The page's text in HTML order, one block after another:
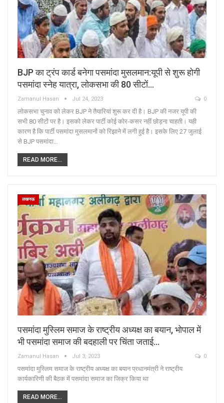
BJP का ट्रंप कार्ड बनेगा पसमांदा मुसलमान:यूपी से शुरू होगी
पसमांदा स्नेह यात्रा, लोकसभा की 80 सीटों…
Zamanul Hasan Jul 24, 2023 0
लोकसभा चुनाव को लेकर BJP ने तैयारियां शुरू कर दी है। BJP की नजर यूपी की
सभी 80 सीटों पर है। इसको लेकर पार्टी कोई कोर-कसर नहीं छोड़ना चाहती। यही
कारण है कि पार्टी पसमांदा मुसलमानों को रिझाने में लगी हुई है। इसके लिए 27 जुलाई
से BJP पसमांदा…
READ MORE...
लखनऊ
पसमांदा मुस्लिम समाज के राष्ट्रीय अध्यक्ष का बयान, भोपाल में
भी पसमांदा समाज की बदहाली पर चिंता जताई…
Zamanul Hasan Jul 3, 2023 0
पसमांदा मुस्लिम समाज के राष्ट्रीय अध्यक्ष का बयान प्रधानमंत्री ने राष्ट्रीय
कार्यकारिणी की बैठक में पसमांदा समाज का जिक्र किया था
READ MORE...